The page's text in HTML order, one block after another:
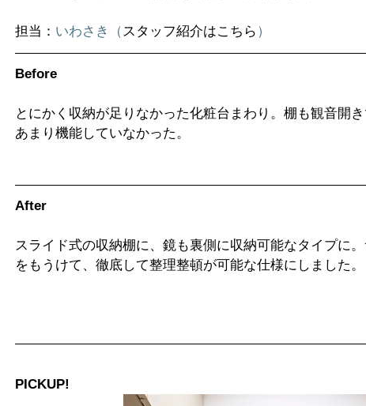
担当： いわさき（ スタッフ紹介はこちら ）
Before
とにかく収納が足りなかった化粧台まわり。棚も観音開き
あまり機能していなかった。
After
スライド式の収納棚に、鏡も裏側に収納可能なタイプに
をもうけて、徹底して整理整頓が可能な仕様にしました。
PICKUP!